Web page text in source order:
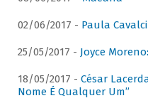
02/06/2017 - Paula
25/05/2017 - Joyce
18/05/2017 - César
Nome É Qualquer Um”